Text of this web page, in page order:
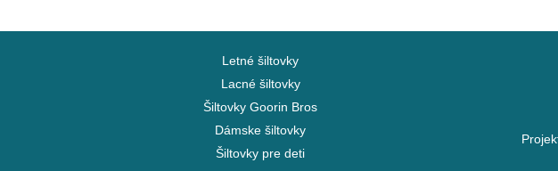
Letné šiltovky
Lacné šiltovky
Šiltovky Goorin Bros
Dámske šiltovky
Šiltovky pre deti